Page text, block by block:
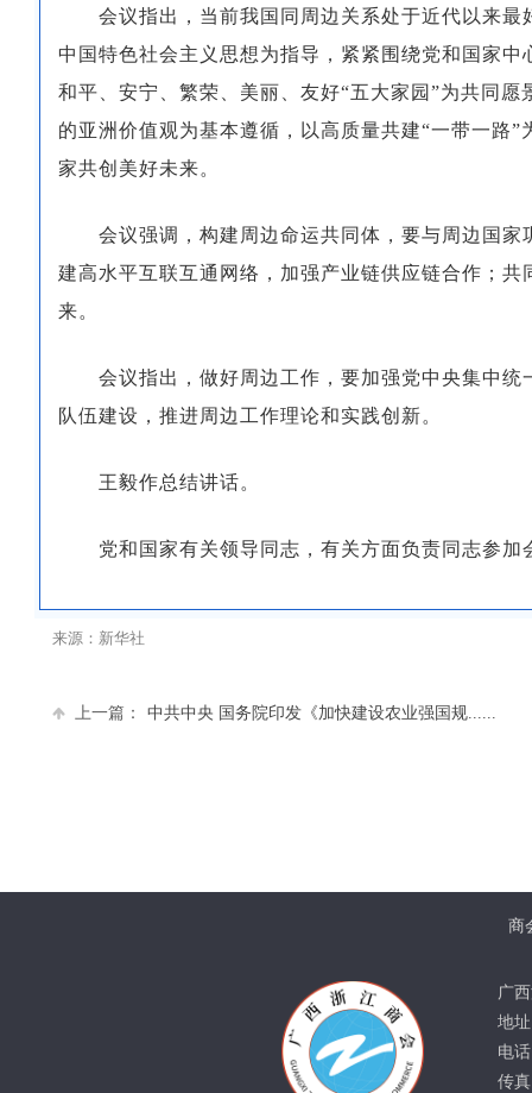
会议指出，当前我国同周边关系处于近代以来
中国特色社会主义思想为指导，紧紧围绕党和国家
和平、安宁、繁荣、美丽、友好“五大家园”为共同
的亚洲价值观为基本遵循，以高质量共建“一带一路
家共创美好未来。
会议强调，构建周边命运共同体，要与周边国
建高水平互联互通网络，加强产业链供应链合作；
来。
会议指出，做好周边工作，要加强党中央集中
队伍建设，推进周边工作理论和实践创新。
王毅作总结讲话。
党和国家有关领导同志，有关方面负责同志参加
来源：新华社
上一篇： 中共中央 国务院印发《加快建设农业强国规......
商
广
地
电
传